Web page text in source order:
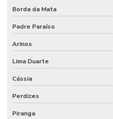
Retrofit de equipamentos
Retrofit de instalações
Serviço Completo De Limpeza
Serviço De Conservação
Borda da Mata
Padre Paraíso
Arinos
Lima Duarte
Cássia
Perdizes
Piranga